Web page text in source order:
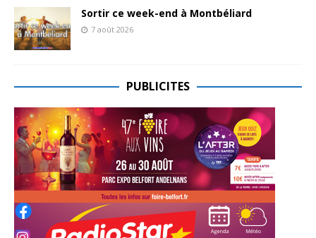
Sortir ce week-end à Montbéliard
7 août 2026
PUBLICITES